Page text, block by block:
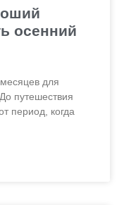
осенний
для
путешествия
период, когда